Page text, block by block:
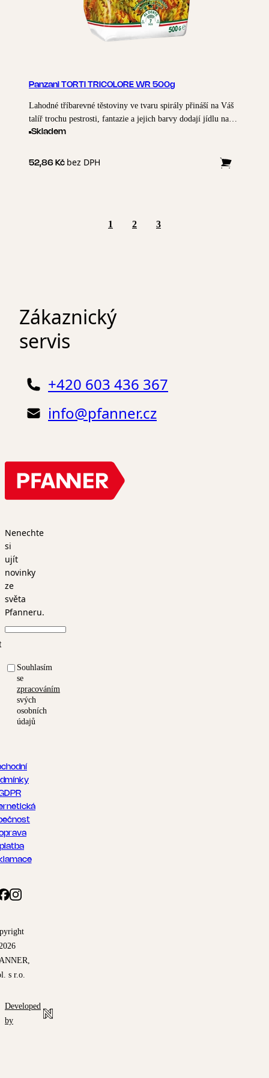
Panzani TORTI TRICOLORE WR 500g
Lahodné tříbarevné těstoviny ve tvaru spirály přináší na Váš
talíř trochu pestrosti, fantazie a jejich barvy dodají jídlu na
veselosti. Qualita Oro, dokonalá textura odolávající rozvaření.
těstovin ty nejlepší a nejkvalitnější odrůdy. Výběr a směs
Skladem
52,86 Kč bez DPH
1 2 3
Nenechte
si
ujít
novinky
ze
světa
Pfanneru.
Souhlasím
se
zpracováním
svých
osobních
údajů
s r.o.
Zákaznický
servis
+420 603 436 367
info@pfanner.cz
Developed
by